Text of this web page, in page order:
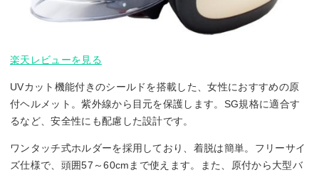
楽天レビューを見る
UVカット機能付きのシールドを搭載した、女性におすすめの原
付ヘルメット。紫外線から目元を保護します。SG規格に適合す
るなど、安全性にも配慮した設計です。
ワンタッチ式ホルダーを採用しており、着脱は簡単。フリーサイ
ズ仕様で、頭囲57～60cmまで使えます。また、原付から大型バ